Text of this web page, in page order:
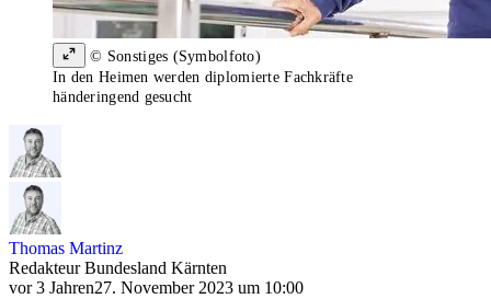
© Sonstiges (Symbolfoto)
In den Heimen werden diplomierte Fachkräfte
händeringend gesucht
Thomas Martinz
Redakteur Bundesland Kärnten
vor 3 Jahren27. November 2023 um 10:00